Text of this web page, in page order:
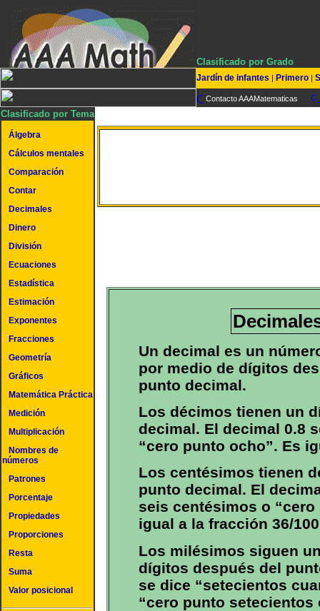
Clasificado por Grado
Jardín de infantes | Primero |
Contacto AAAMatematicas
Clasificado por Tema
Álgebra
Cálculos mentales
Comparación
Contar
Decimales
Dinero
División
Ecuaciones
Estadística
Estimación
Exponentes
Fracciones
Geometría
Gráficos
Matemática Práctica
Medición
Multiplicación
Nombres de
números
Patrones
Porcentaje
Propiedades
Proporciones
Resta
Suma
Valor posicional
Un decimal es un
por medio de dígitos
punto decimal.
Los décimos tienen un
decimal. El decimal 0.8
“cero punto ocho”. Es
Los centésimos tienen
punto decimal. El
seis centésimos o
igual a la fracción 36/
Los milésimos siguen
dígitos después del
se dice “setecientos
“cero punto setecientos